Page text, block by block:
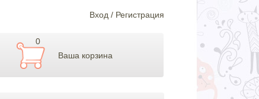
Вход / Регистрация
0
Ваша корзина